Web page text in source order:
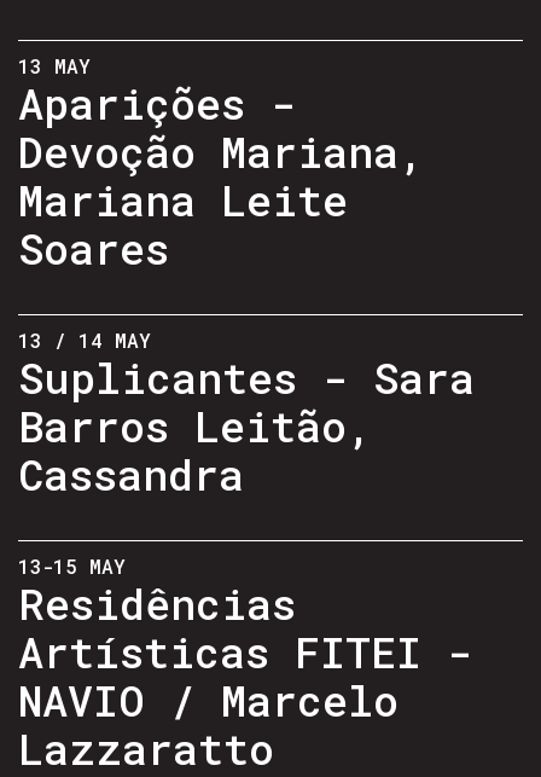
13 MAY
Aparições -
Devoção Mariana,
Mariana Leite
Soares
13 / 14 MAY
Suplicantes - Sara
Barros Leitão,
Cassandra
13-15 MAY
Residências
Artísticas FITEI -
NAVIO / Marcelo
Lazzaratto